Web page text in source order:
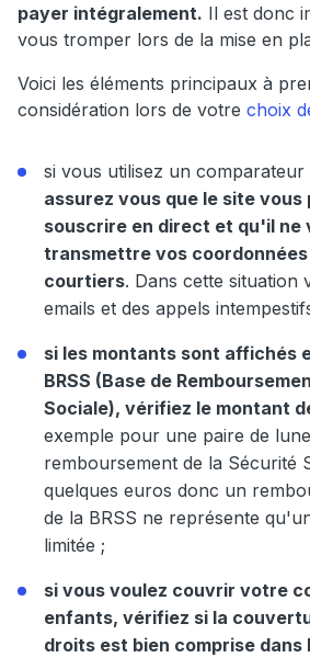
payer intégralement. Il est donc
vous tromper lors de la mise en
Voici les éléments principaux à
considération lors de votre choix
si vous utilisez un comparateur
assurez vous que le site vous
souscrire en direct et qu'il ne
transmettre vos coordonnées
courtiers. Dans cette situation
emails et des appels
si les montants sont affichés
BRSS (Base de
Sociale), vérifiez le montant
exemple pour une paire de
remboursement de la Sécurité
quelques euros donc un
de la BRSS ne représente
limitée ;
si vous voulez couvrir votre
enfants, vérifiez si la
droits est bien comprise